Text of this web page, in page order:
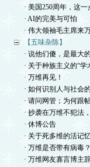
· 美国250周年，这
· AI的完美与可怕
· 伟大领袖毛主席来
【五味杂陈】
· 说他们傻，是最大
· 关于种族主义的“学
· 万维再见！
· 如何识别人与社会
· 请问网管；为何跟
· 抄袭在万维不犯法
· 休博公告
· 关于死多维的活记
· 万维是否带有病毒？
· 万维网友寡言博主